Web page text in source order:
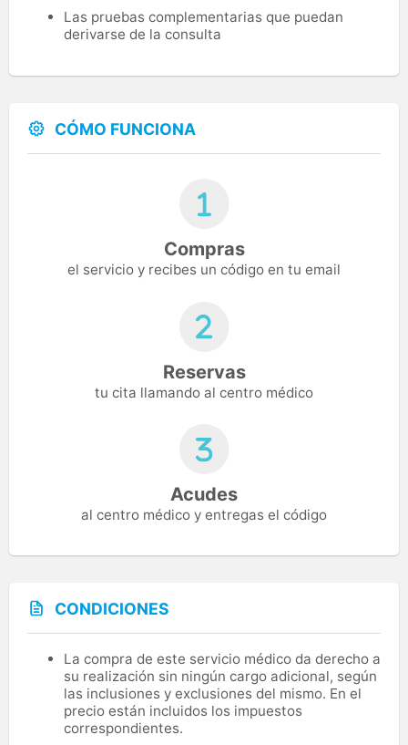
Las pruebas complementarias que puedan
derivarse de la consulta
CÓMO FUNCIONA
Compras
el servicio y recibes un código en tu email
Reservas
tu cita llamando al centro médico
Acudes
al centro médico y entregas el código
CONDICIONES
La compra de este servicio médico da derecho a
su realización sin ningún cargo adicional, según
las inclusiones y exclusiones del mismo. En el
precio están incluidos los impuestos
correspondientes.